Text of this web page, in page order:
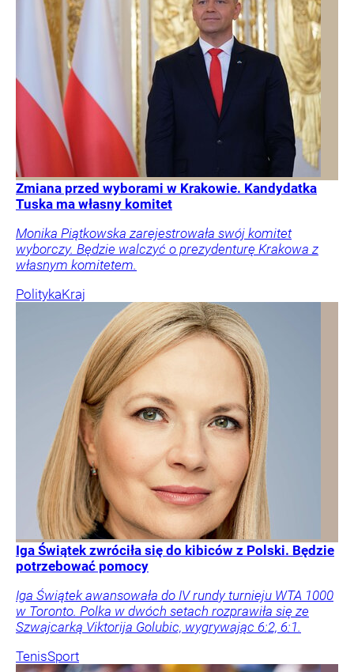
Zmiana przed wyborami w Krakowie. Kandydatka
Tuska ma własny komitet
Monika Piątkowska zarejestrowała swój komitet
wyborczy. Będzie walczyć o prezydenturę Krakowa z
własnym komitetem.
PolitykaKraj
Iga Świątek zwróciła się do kibiców z Polski. Będzie
potrzebować pomocy
Iga Świątek awansowała do IV rundy turnieju WTA 1000
w Toronto. Polka w dwóch setach rozprawiła się ze
Szwajcarką Viktorija Golubic, wygrywając 6:2, 6:1.
TenisSport